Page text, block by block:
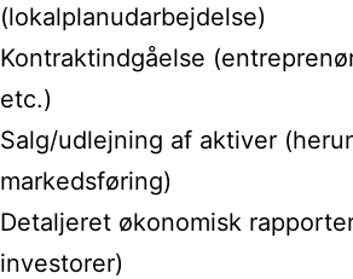
(lokalplanudarbejdelse)
Kontraktindgåelse
etc.)
Salg/udlejning af aktiver
markedsføring)
Detaljeret økonomisk
investorer)